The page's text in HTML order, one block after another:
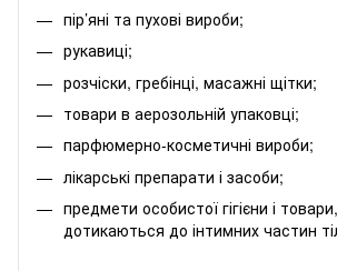
пір’яні та пухові вироби;
рукавиці;
розчіски, гребінці, масажні щітки;
товари в аерозольній упаковці;
парфюмерно-косметичні вироби;
лікарські препарати і засоби;
предмети особистої гігієни і
дотикаються до інтимних частин